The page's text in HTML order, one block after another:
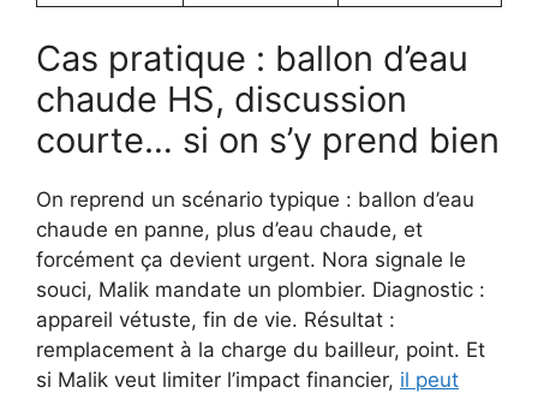
Cas pratique : ballon d’eau
chaude HS, discussion
courte… si on s’y prend bien
On reprend un scénario typique : ballon d’eau
chaude en panne, plus d’eau chaude, et
forcément ça devient urgent. Nora signale le
souci, Malik mandate un plombier. Diagnostic :
appareil vétuste, fin de vie. Résultat :
remplacement à la charge du bailleur, point. Et
si Malik veut limiter l’impact financier, il peut